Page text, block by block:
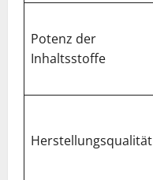
Potenz der
Inhaltsstoffe
Herstellungsqualität